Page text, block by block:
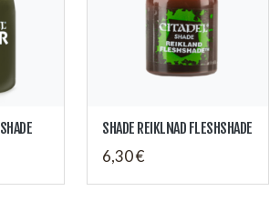
SHADE REIKLNAD FLESHSHADE
6,30 €